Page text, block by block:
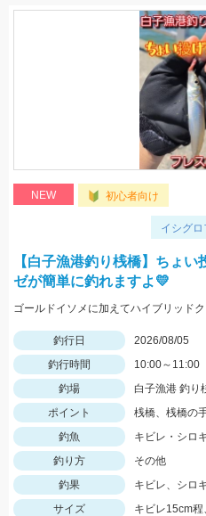
NEW 初心者向け
イシグ
【白子漁港釣り桟橋】ちょ
ゼが簡単に釣れますよ💛
ゴールドイソメに加えてハイブリッド
釣行日
2026/08/05
釣行時間
10:00～11:00
釣場
白子漁港 釣り
ポイント
桟橋、桟橋の
釣魚
キビレ・シロ
釣り方
その他
釣果
キビレ、シロ
サイズ
キビレ15cm程